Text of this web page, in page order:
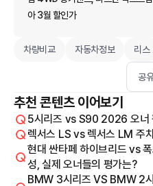
아 3월 할인가
차량비교 자동차정보 리스
공
추천 콘텐츠 이어보기
5시리즈 vs S90 2026 오너
렉서스 LS vs 렉서스 LM 주
현대 싼타페 하이브리드 vs
성, 실제 오너들의 평가는?
BMW 3시리즈 VS BMW 2